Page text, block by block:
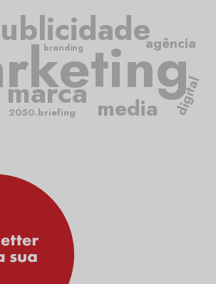
marca media
agência
digital
2050.briefing
branding